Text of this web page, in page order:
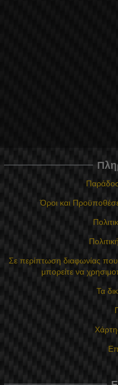
Όροι και
Σε περίπτωση διαφωνίας που
μπορείτε να
Τα